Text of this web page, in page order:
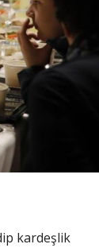
kardeşlik